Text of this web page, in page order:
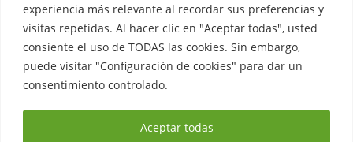
experiencia más relevante al recordar sus preferencias y
visitas repetidas. Al hacer clic en "Aceptar todas", usted
consiente el uso de TODAS las cookies. Sin embargo,
puede visitar "Configuración de cookies" para dar un
consentimiento controlado.
Aceptar todas
© 2026 Casty. S.A.Aviso legal
información· Fondos EU